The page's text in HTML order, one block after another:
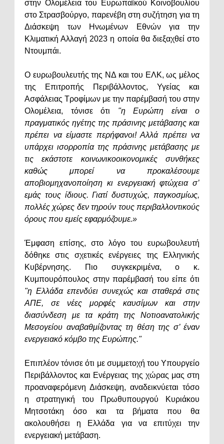
στην Ολομέλεια του Ευρωπαϊκού Κοινοβουλίου
στο Στρασβούργο, παρενέβη στη συζήτηση για τη
Διάσκεψη των Ηνωμένων Εθνών για την
Κλιματική Αλλαγή 2023 η οποία θα διεξαχθεί στο
Ντουμπάι.
Ο ευρωβουλευτής της ΝΔ και του ΕΛΚ, ως μέλος
της Επιτροπής Περιβάλλοντος, Υγείας και
Ασφάλειας Τροφίμων με την παρέμβασή του στην
Ολομέλεια, τόνισε ότι "η Ευρώπη είναι ο
πραγματικός ηγέτης της πράσινης μετάβασης και
πρέπει να είμαστε περήφανοι! Αλλά πρέπει να
υπάρχει ισορροπία της πράσινης μετάβασης με
τις εκάστοτε κοινωνικοοικονομικές συνθήκες
καθώς μπορεί να προκαλέσουμε
αποβιομηχανοποίηση κι ενεργειακή φτώχεια σ’
εμάς τους ίδιους. Γιατί δυστυχώς, παγκοσμίως,
πολλές χώρες δεν τηρούν τους περιβαλλοντικούς
όρους που εμείς εφαρμόζουμε.»
Έμφαση επίσης, στο λόγο του ευρωβουλευτή
δόθηκε στις σχετικές ενέργειες της Ελληνικής
Κυβέρνησης. Πιο συγκεκριμένα, ο κ.
Κυμπουρόπουλος στην παρέμβασή του είπε ότι
"η Ελλάδα επενδύει συνεχώς και σταθερά στις
ΑΠΕ, σε νέες μορφές καυσίμων και στην
διασύνδεση με τα κράτη της Νοτιοανατολικής
Μεσογείου αναβαθμίζοντας τη θέση της σ’ έναν
ενεργειακό κόμβο της Ευρώπης."
Επιπλέον τόνισε ότι με συμμετοχή του Υπουργείο
Περιβάλλοντος και Ενέργειας της χώρας μας στη
προαναφερόμενη Διάσκεψη, αναδεικνύεται τόσο
η στρατηγική του Πρωθυπουργού Κυριάκου
Μητσοτάκη όσο και τα βήματα που θα
ακολουθήσει η Ελλάδα για να επιτύχει την
ενεργειακή μετάβαση.